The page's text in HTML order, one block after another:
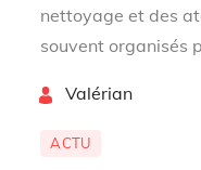
nettoyage et des
souvent organisés
Valérian
ACTU